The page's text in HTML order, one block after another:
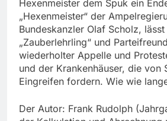
Hexenmeister dem Spuk ein
„Hexenmeister“ der
Bundeskanzler Olaf Scholz, lässt
„Zauberlehrling“ und
wiederholter Appelle und
und der Krankenhäuser, die von
Eingreifen fordern. Wie wie
Der Autor: Frank Rudolph